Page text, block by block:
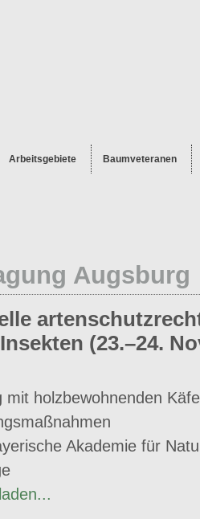
Arbeitsgebiete Baumveteranen
Augsburg
(23.–24.
mit holzbewohnenden
Akademie für